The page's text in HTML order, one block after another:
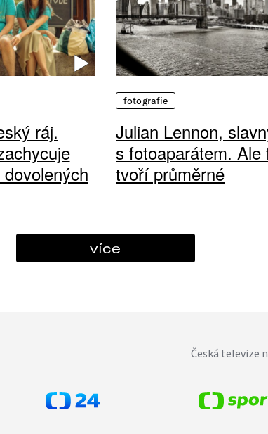
ráj.
fotografie
Julian Lennon,
s fotoaparátem. Ale
tvoří průměrné
více
Česká televize